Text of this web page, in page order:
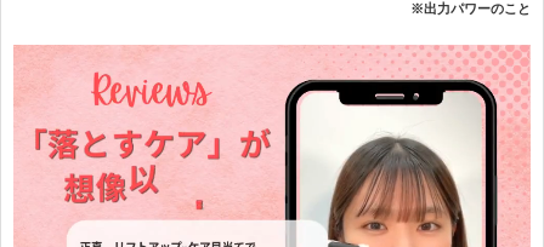
※出力パワーのこと